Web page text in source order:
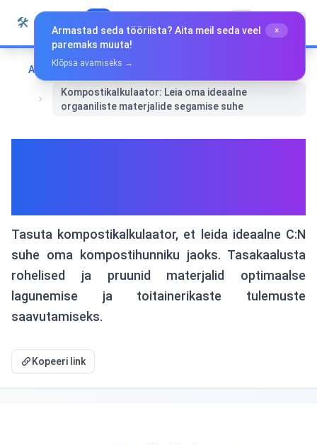
Liigu sisu juurde
🛠️ Eesti
Avaleht
Eri tööriistad
Kompostikalkulaator: Leia oma ideaalne
orgaaniliste materjalide segamise suhe
Tasuta kompostikalkulaator, et leida ideaalne C:N
suhe oma kompostihunniku jaoks. Tasakaalusta
rohelised ja pruunid materjalid optimaalse
lagunemise ja toitainerikaste tulemuste
saavutamiseks.
Kopeeri link
Armastad seda tööriista? Aita meil seda veel
paremaks muuta!
×
Klõpsa avamiseks →